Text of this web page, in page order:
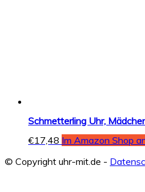
Schmetterling Uhr,
€17,48 Im Amazon Shop
© Copyright uhr-mit.de -